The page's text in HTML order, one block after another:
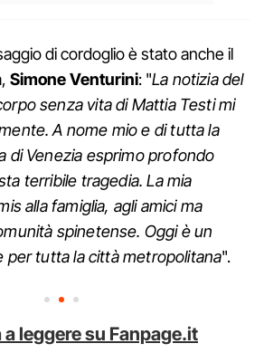
di cordoglio è stato anche il
Simone Venturini: "La notizia del
senza vita di Mattia Testi mi
A nome mio e di tutta la
di Venezia esprimo profondo
terribile tragedia. La mia
alla famiglia, agli amici ma
spinetense. Oggi è un
per tutta la città metropolitana".
leggere su Fanpage.it